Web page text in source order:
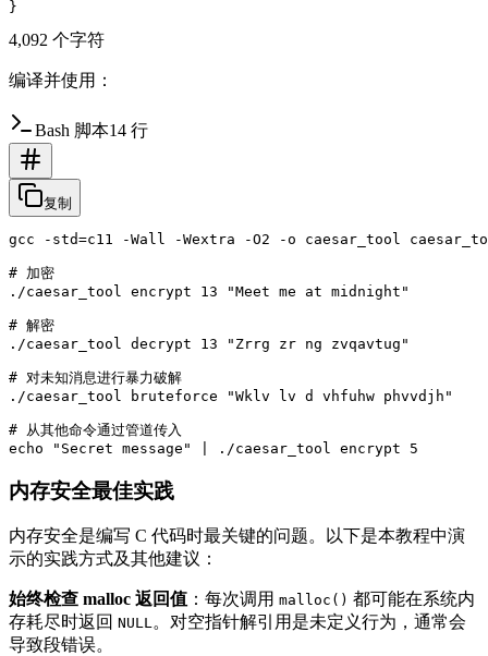
4,092 个字符
编译并使用：
Bash 脚本14 行
复制
gcc -std=c11 -Wall -Wextra -O2 -o caesar_tool
# 加密
./caesar_tool encrypt 13 "Meet me at midnight"
# 解密
./caesar_tool decrypt 13 "Zrrg zr ng zvqavtug"
# 对未知消息进行暴力破解
./caesar_tool bruteforce "Wklv lv d vhfuhw phvvdjh"
# 从其他命令通过管道传入
内存安全最佳实践
内存安全是编写 C 代码时最关键的问题。以下是本教程中演
示的实践方式及其他建议：
始终检查 malloc 返回值 ：每次调用 malloc() 都可能在系统内
存耗尽时返回 NULL。对空指针解引用是未定义行为，通常会
导致段错误。